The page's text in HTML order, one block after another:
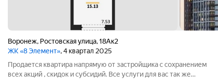
Воронеж, Ростовская улица,18Ак2
ЖК «8 Элемент», 4 квартал 2025
Продается квартира напрямую от застройщика с сохранением
всех акций , скидок и субсидий. Все услуги для вас так же